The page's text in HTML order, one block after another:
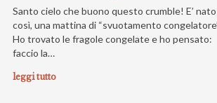
Santo cielo che buono questo crumble! E’ nato
così, una mattina di “svuotamento
Ho trovato le fragole congelate e ho pensato:
faccio la…
leggi tutto